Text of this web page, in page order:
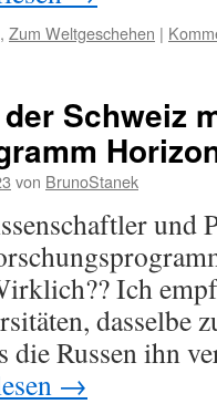
, Zum Weltgeschehen |
Schweiz
von BrunoStanek
und
Ich
dasselbe
die Russen ihn
→